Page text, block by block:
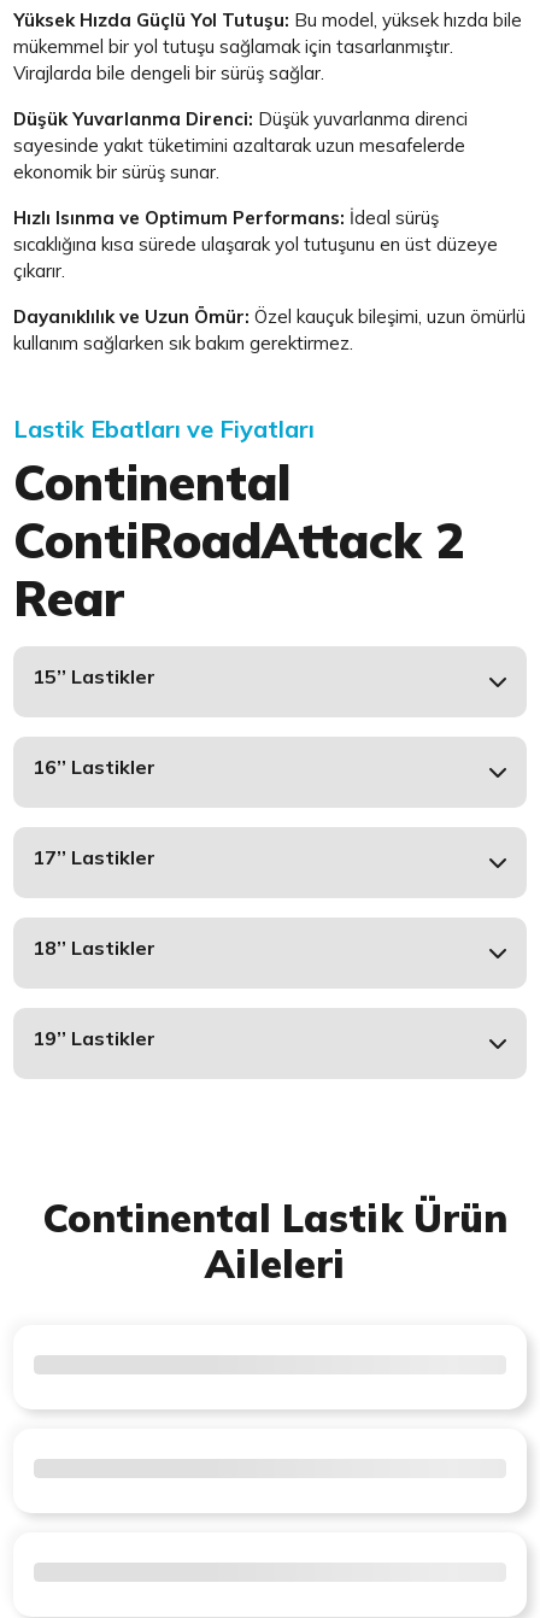
Yüksek Hızda Güçlü Yol Tutuşu: Bu model, yüksek hızda bile
mükemmel bir yol tutuşu sağlamak için tasarlanmıştır.
Virajlarda bile dengeli bir sürüş sağlar.
Düşük Yuvarlanma Direnci: Düşük yuvarlanma direnci
sayesinde yakıt tüketimini azaltarak uzun mesafelerde
ekonomik bir sürüş sunar.
Hızlı Isınma ve Optimum Performans: İdeal sürüş
sıcaklığına kısa sürede ulaşarak yol tutuşunu en üst düzeye
çıkarır.
Dayanıklılık ve Uzun Ömür:Özel kauçuk bileşimi, uzun ömürlü
kullanım sağlarken sık bakım gerektirmez.
Lastik Ebatları ve Fiyatları
Continental
ContiRoadAttack 2
Rear
15’’ Lastikler
16’’ Lastikler
17’’ Lastikler
18’’ Lastikler
19’’ Lastikler
Continental Lastik Ürün
Aileleri